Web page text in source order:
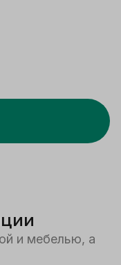
и мебелью, а